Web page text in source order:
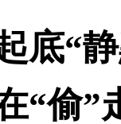
底“
偷”